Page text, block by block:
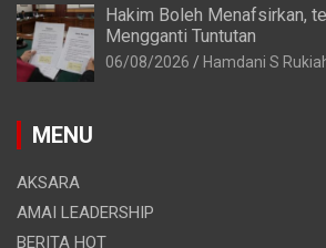
Hakim Boleh Menafsirkan,
Mengganti Tuntutan
06/08/2026 Hamdani S
MENU
AKSARA
AMAI LEADERSHIP
BERITA HOT